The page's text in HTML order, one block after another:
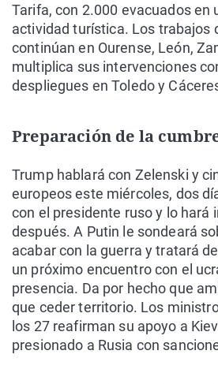
Tarifa, con 2.000 evacuados en
actividad turística. Los trabajos
continúan en Ourense, León,
multiplica sus intervenciones
despliegues en Toledo y
Preparación de la
Trump hablará con Zelenski y
europeos este miércoles, dos
con el presidente ruso y lo hará
después. A Putin le sondeará
acabar con la guerra y tratará
un próximo encuentro con el
presencia. Da por hecho que
que ceder territorio. Los
los 27 reafirman su apoyo a
presionado a Rusia con